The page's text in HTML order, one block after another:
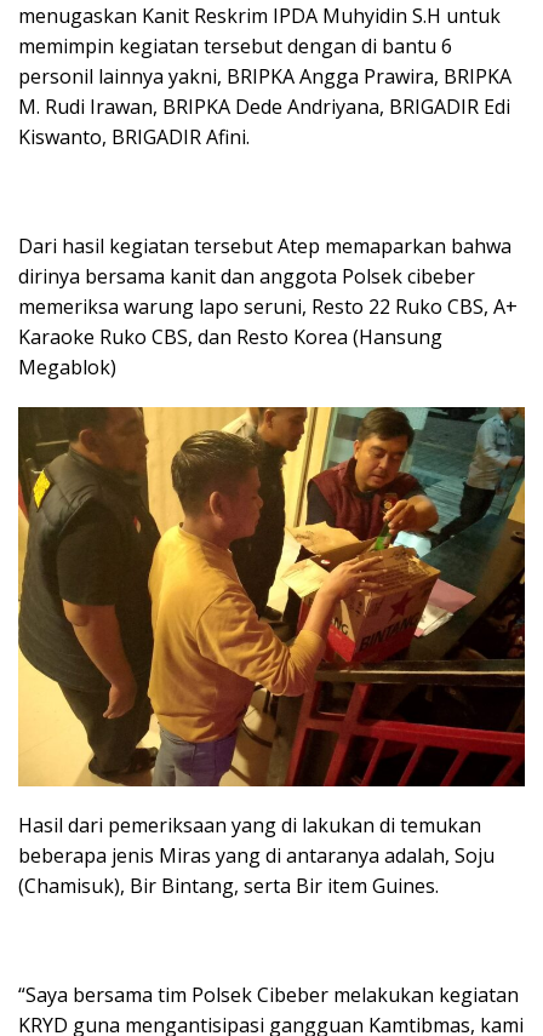
menugaskan Kanit Reskrim IPDA Muhyidin S.H untuk
memimpin kegiatan tersebut dengan di bantu 6
personil lainnya yakni, BRIPKA Angga Prawira, BRIPKA
M. Rudi Irawan, BRIPKA Dede Andriyana, BRIGADIR Edi
Kiswanto, BRIGADIR Afini.
Dari hasil kegiatan tersebut Atep memaparkan bahwa
dirinya bersama kanit dan anggota Polsek cibeber
memeriksa warung lapo seruni, Resto 22 Ruko CBS, A+
Karaoke Ruko CBS, dan Resto Korea (Hansung
Megablok)
Hasil dari pemeriksaan yang di lakukan di temukan
beberapa jenis Miras yang di antaranya adalah, Soju
(Chamisuk), Bir Bintang, serta Bir item Guines.
“Saya bersama tim Polsek Cibeber melakukan kegiatan
KRYD guna mengantisipasi gangguan Kamtibmas, kami